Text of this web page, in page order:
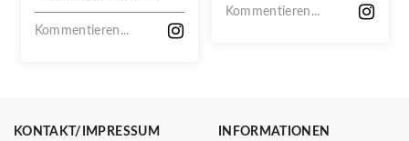
VERPASSEN!
Kommentieren...
Kommentieren...
KONTAKT/IMPRESSUM INFORMATIONEN